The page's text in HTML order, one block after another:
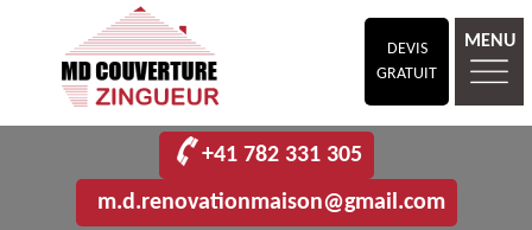
DEVIS
GRATUIT
MENU
+41 782 331 305
m.d.renovationmaison@gmail.com